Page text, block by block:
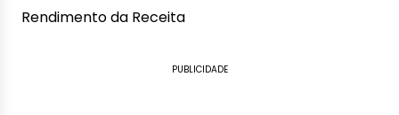
Rendimento da Receita
PUBLICIDADE